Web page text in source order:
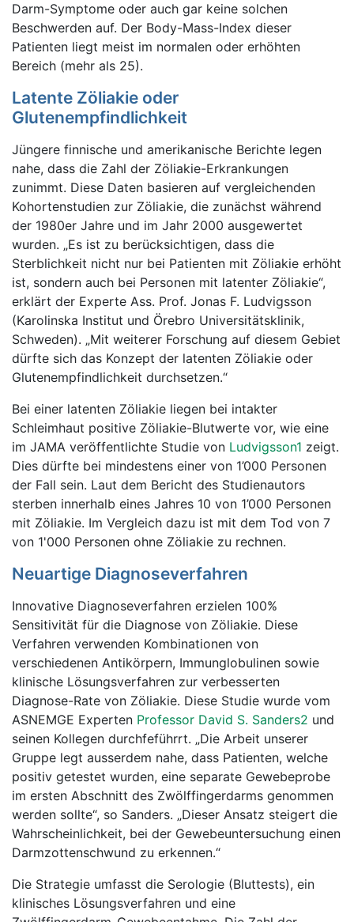
Darm-Symptome oder auch gar keine solchen
Beschwerden auf. Der Body-Mass-Index dieser
Patienten liegt meist im normalen oder erhöhten
Bereich (mehr als 25).
Latente Zöliakie oder
Glutenempfindlichkeit
Jüngere finnische und amerikanische Berichte legen
nahe, dass die Zahl der Zöliakie-Erkrankungen
zunimmt. Diese Daten basieren auf vergleichenden
Kohortenstudien zur Zöliakie, die zunächst während
der 1980er Jahre und im Jahr 2000 ausgewertet
wurden. „Es ist zu berücksichtigen, dass die
Sterblichkeit nicht nur bei Patienten mit Zöliakie erhöht
ist, sondern auch bei Personen mit latenter Zöliakie“,
erklärt der Experte Ass. Prof. Jonas F. Ludvigsson
(Karolinska Institut und Örebro Universitätsklinik,
Schweden). „Mit weiterer Forschung auf diesem Gebiet
dürfte sich das Konzept der latenten Zöliakie oder
Glutenempfindlichkeit durchsetzen.“
Bei einer latenten Zöliakie liegen bei intakter
Schleimhaut positive Zöliakie-Blutwerte vor, wie eine
im JAMA veröffentlichte Studie von Ludvigsson1 zeigt.
Dies dürfte bei mindestens einer von 1’000 Personen
der Fall sein. Laut dem Bericht des Studienautors
sterben innerhalb eines Jahres 10 von 1’000 Personen
mit Zöliakie. Im Vergleich dazu ist mit dem Tod von 7
von 1'000 Personen ohne Zöliakie zu rechnen.
Neuartige Diagnoseverfahren
Innovative Diagnoseverfahren erzielen 100%
Sensitivität für die Diagnose von Zöliakie. Diese
Verfahren verwenden Kombinationen von
verschiedenen Antikörpern, Immunglobulinen sowie
klinische Lösungsverfahren zur verbesserten
Diagnose-Rate von Zöliakie. Diese Studie wurde vom
ASNEMGE Experten Professor David S. Sanders2 und
seinen Kollegen durchfeführrt. „Die Arbeit unserer
Gruppe legt ausserdem nahe, dass Patienten, welche
positiv getestet wurden, eine separate Gewebeprobe
im ersten Abschnitt des Zwölffingerdarms genommen
werden sollte“, so Sanders. „Dieser Ansatz steigert die
Wahrscheinlichkeit, bei der Gewebeuntersuchung einen
Darmzottenschwund zu erkennen.“
Die Strategie umfasst die Serologie (Bluttests), ein
klinisches Lösungsverfahren und eine